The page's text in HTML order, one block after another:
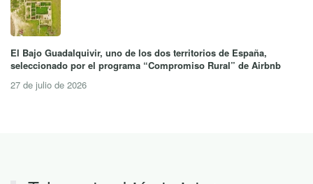
El Bajo Guadalquivir, uno de los dos territorios de España,
seleccionado por el programa “Compromiso Rural” de Airbnb
27 de julio de 2026